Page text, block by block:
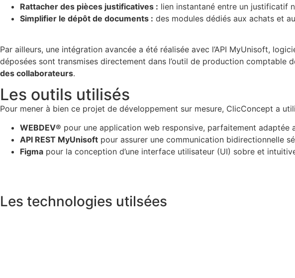
Rattacher des pièces justificatives : lien instantané entre un justificatif
Simplifier le dépôt de documents : des modules dédiés aux achats et
Par ailleurs, une intégration avancée a été réalisée avec l’API MyUnisoft,
déposées sont transmises directement dans l’outil de production comptable
des collaborateurs.
Les outils utilisés
Pour mener à bien ce projet de développement sur mesure, ClicConcept a
WEBDEV® pour une application web responsive, parfaitement adaptée
API REST MyUnisoft pour assurer une communication bidirectionnelle
Figma pour la conception d’une interface utilisateur (UI) sobre et
Les technologies utilsées